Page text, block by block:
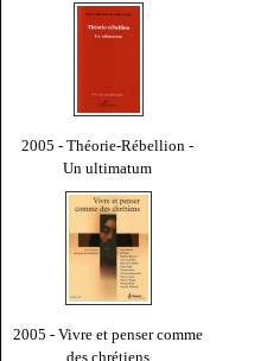
2005 - Théorie-Rébellion -
Un ultimatum
2005 - Vivre et penser comme
des chrétiens